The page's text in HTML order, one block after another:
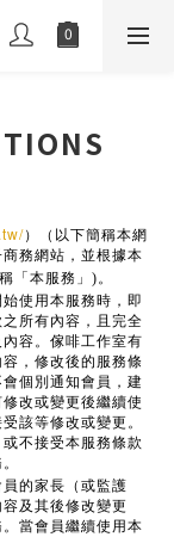
）（以下簡稱本網
務網站，並根據本
「本服務」)。
使用本服務時，即
所有內容，且完全
容。傢啡工作室有
，修改後的服務條
個別通知會員，建
改或變更後繼續使
該等修改或變更。
不接受本服務條款
的家長（或監護
及其後修改變更
當會員繼續使用本